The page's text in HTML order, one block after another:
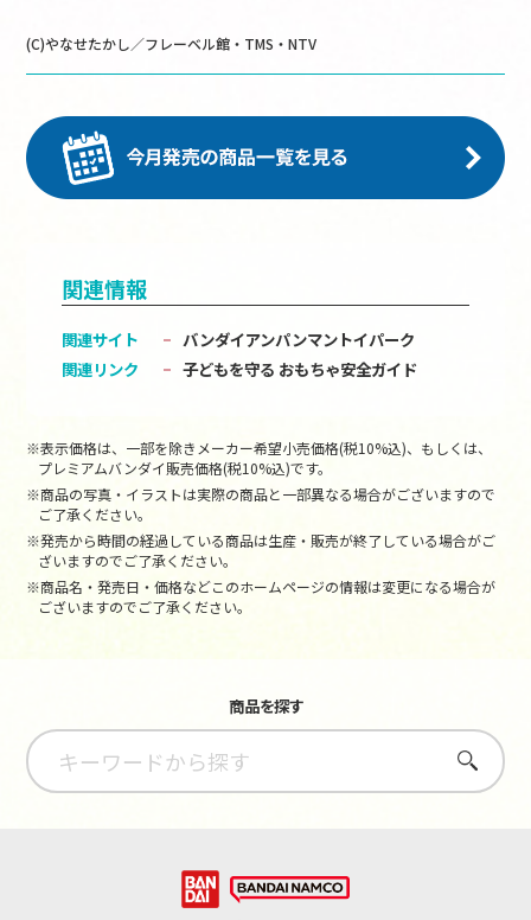
(C)やなせたかし／フレーベル館・TMS・NTV
関連情報
関連サイト
バンダイアンパンマントイパーク
関連リンク
子どもを守る おもちゃ安全ガイド
※表示価格は、一部を除きメーカー希望小売価格(税10%込)、もしくは、
プレミアムバンダイ販売価格(税10%込)です。
※商品の写真・イラストは実際の商品と一部異なる場合がございますので
ご了承ください。
※発売から時間の経過している商品は生産・販売が終了している場合がご
ざいますのでご了承ください。
※商品名・発売日・価格などこのホームページの情報は変更になる場合が
ございますのでご了承ください。
商品を探す
さがす